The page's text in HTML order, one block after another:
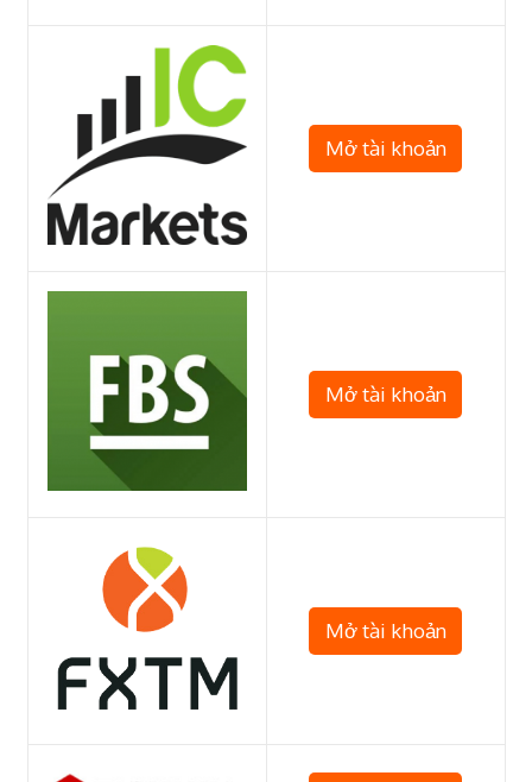
Mở tài khoản
Mở tài khoản
Mở tài khoản